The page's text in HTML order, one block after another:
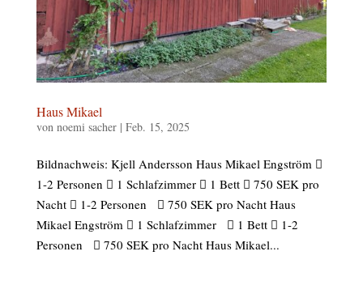
Haus Mikael
von noemi sacher| Feb. 15, 2025
Bildnachweis: Kjell Andersson Haus Mikael Engström 
1-2 Personen  1 Schlafzimmer  1 Bett  750 SEK pro
Nacht  1-2 Personen  750 SEK pro Nacht Haus
Mikael Engström  1 Schlafzimmer  1 Bett  1-2
Personen  750 SEK pro Nacht Haus Mikael...